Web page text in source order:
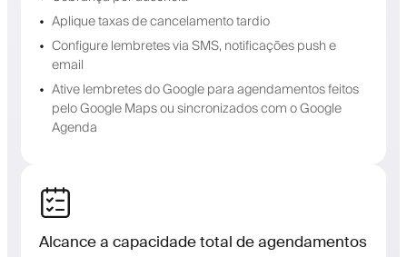
Aplique taxas de cancelamento tardio
Configure lembretes via SMS, notificações push e
email
Ative lembretes do Google para agendamentos feitos
pelo Google Maps ou sincronizados com o Google
Agenda
Alcance a capacidade total de agendamentos